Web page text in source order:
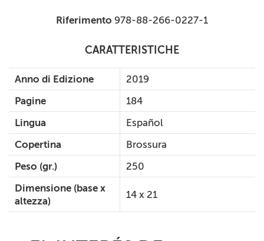
Riferimento 978-88-266-0227-1
CARATTERISTICHE
Anno di Edizione
2019
Pagine
184
Lingua
Español
Copertina
Brossura
Peso (gr.)
250
Dimensione (base x
altezza)
14 x 21